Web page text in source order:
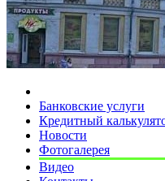
Банковские услуги
Кредитный
Новости
Фотогалерея
Видео